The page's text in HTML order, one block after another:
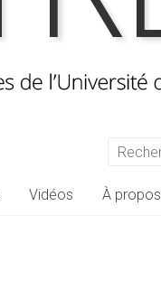
Vidéos À propos